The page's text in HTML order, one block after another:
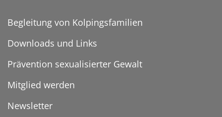
Begleitung von Kolpingsfamilien
Downloads und Links
Prävention sexualisierter Gewalt
Mitglied werden
Newsletter